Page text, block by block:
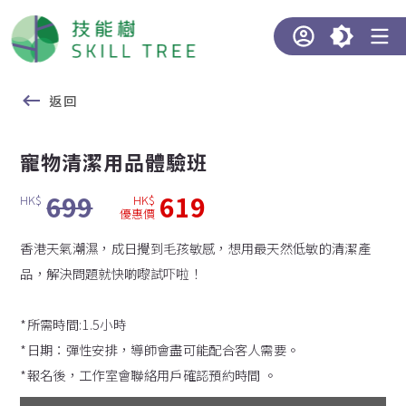
返回
寵物清潔用品體驗班
HK$ 699 HK$
優惠價 619
香港天氣潮濕，成日攪到毛孩敏感，想用最天然低敏的清潔產
品，解決問題就快啲嚟試吓啦！
*所需時間:1.5小時
*日期：彈性安排，導師會盡可能配合客人需要。
*報名後，工作室會聯絡用戶確認預約時間 。